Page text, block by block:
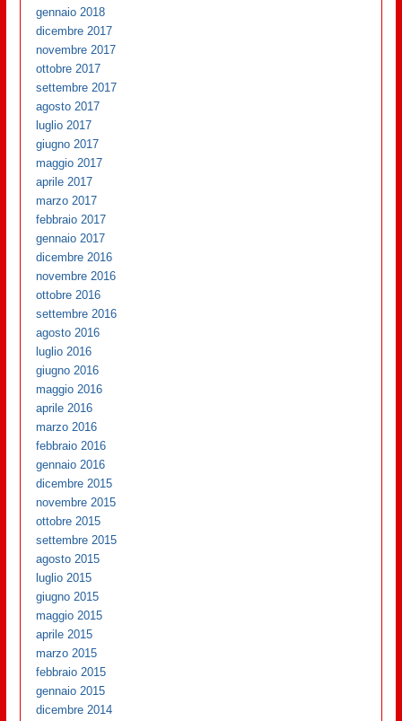
gennaio 2018
dicembre 2017
novembre 2017
ottobre 2017
settembre 2017
agosto 2017
luglio 2017
giugno 2017
maggio 2017
aprile 2017
marzo 2017
febbraio 2017
gennaio 2017
dicembre 2016
novembre 2016
ottobre 2016
settembre 2016
agosto 2016
luglio 2016
giugno 2016
maggio 2016
aprile 2016
marzo 2016
febbraio 2016
gennaio 2016
dicembre 2015
novembre 2015
ottobre 2015
settembre 2015
agosto 2015
luglio 2015
giugno 2015
maggio 2015
aprile 2015
marzo 2015
febbraio 2015
gennaio 2015
dicembre 2014